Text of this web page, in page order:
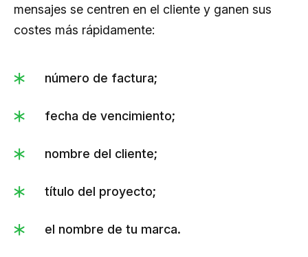
mensajes se centren en el cliente y ganen sus
costes más rápidamente:
número de factura;
fecha de vencimiento;
nombre del cliente;
título del proyecto;
el nombre de tu marca.